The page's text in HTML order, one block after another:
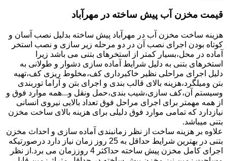
قیمت مخزن آب پیش ساخته در مهرآباد
هزینه ساخت مخزن آب در مهرآباد پیش ساخته بدلیل نصب آسان و
کوتاه بودن اجرای نصب آن در دو مرحله زیر سازی و نصب استخر
آماده در محل،بسیار کمتر از استخرهای بتنی می باشد زیرا
استخرهای بتنی به دلیل شرایط آماده سازی دشوار و طولانی به
دلیل اجرای مراحلی نظیر خاکبرداری کف،مخلوط ریزی کف،تهیه
بتن ومیلگرد،هزینه بالای قالب بندی و اجرای بتن و آراما توربندی
وسیستم آن،کف سازی،شیب بندی،حمل ونقل و...همه موارد فوق و
از همه مهمتر برای اجرای مراحل فوق تعداد بالایی نیروی انسانی
نیازدارد که تمامی موارد فوق دلیلی برای هزینه بالای ساخت مخزن
بتنی میباشد.
علاوه بر هزینه ساخت از نظر زمانبندی آماده سازی و احداث مخزن
بتنی در بهترین شرایط حداقل به 25 روز زمان نیاز دارد درصورتیکه
اجرای کامل مخزن پیش ساخته حداکثر 4 روززمان می برد.از نظر